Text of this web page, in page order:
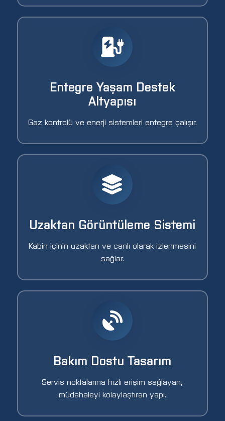
Entegre Yaşam Destek
Altyapısı
Gaz kontrolü ve enerji sistemleri entegre çalışır.
Uzaktan Görüntüleme Sistemi
Kabin içinin uzaktan ve canlı olarak izlenmesini
sağlar.
Bakım Dostu Tasarım
Servis noktalarına hızlı erişim sağlayan,
müdahaleyi kolaylaştıran yapı.